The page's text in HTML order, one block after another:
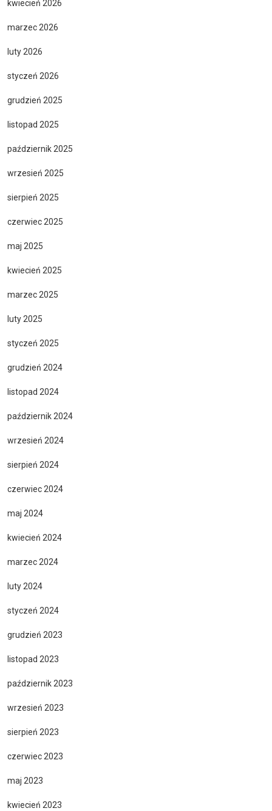
kwiecień 2026
marzec 2026
luty 2026
styczeń 2026
grudzień 2025
listopad 2025
październik 2025
wrzesień 2025
sierpień 2025
czerwiec 2025
maj 2025
kwiecień 2025
marzec 2025
luty 2025
styczeń 2025
grudzień 2024
listopad 2024
październik 2024
wrzesień 2024
sierpień 2024
czerwiec 2024
maj 2024
kwiecień 2024
marzec 2024
luty 2024
styczeń 2024
grudzień 2023
listopad 2023
październik 2023
wrzesień 2023
sierpień 2023
czerwiec 2023
maj 2023
kwiecień 2023